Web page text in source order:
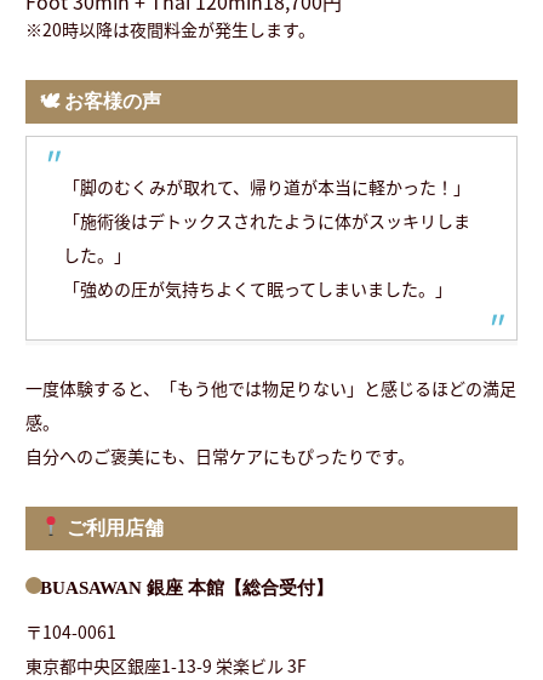
※20時以降は夜間料金が発生します。
🕊 お客様の声
「脚のむくみが取れて、帰り道が本当に軽かった！」
「施術後はデトックスされたように体がスッキリしま
した。」
「強めの圧が気持ちよくて眠ってしまいました。」
一度体験すると、「もう他では物足りない」と感じるほどの満足
感。
自分へのご褒美にも、日常ケアにもぴったりです。
ご利用店舗
BUASAWAN 銀座 本館【総合受付】
〒104-0061
東京都中央区銀座1-13-9 栄楽ビル 3F